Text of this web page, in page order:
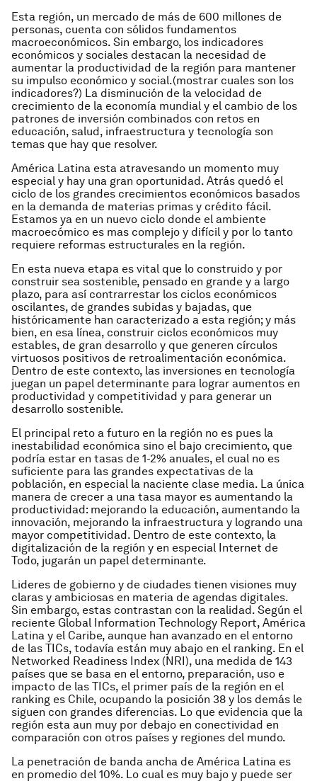
Esta región, un mercado de más de 600 millones de
personas, cuenta con sólidos fundamentos
macroeconómicos. Sin embargo, los indicadores
económicos y sociales destacan la necesidad de
aumentar la productividad de la región para mantener
su impulso económico y social.(mostrar cuales son los
indicadores?) La disminución de la velocidad de
crecimiento de la economía mundial y el cambio de los
patrones de inversión combinados con retos en
educación, salud, infraestructura y tecnología son
temas que hay que resolver.
América Latina esta atravesando un momento muy
especial y hay una gran oportunidad. Atrás quedó el
ciclo de los grandes crecimientos económicos basados
en la demanda de materias primas y crédito fácil.
Estamos ya en un nuevo ciclo donde el ambiente
macroecómico es mas complejo y difícil y por lo tanto
requiere reformas estructurales en la región.
En esta nueva etapa es vital que lo construido y por
construir sea sostenible, pensado en grande y a largo
plazo, para así contrarrestar los ciclos económicos
oscilantes, de grandes subidas y bajadas, que
históricamente han caracterizado a esta región; y más
bien, en esa línea, construir ciclos económicos muy
estables, de gran desarrollo y que generen círculos
virtuosos positivos de retroalimentación económica.
Dentro de este contexto, las inversiones en tecnología
juegan un papel determinante para lograr aumentos en
productividad y competitividad y para generar un
desarrollo sostenible.
El principal reto a futuro en la región no es pues la
inestabilidad económica sino el bajo crecimiento, que
podría estar en tasas de 1-2% anuales, el cual no es
suficiente para las grandes expectativas de la
población, en especial la naciente clase media. La única
manera de crecer a una tasa mayor es aumentando la
productividad: mejorando la educación, aumentando la
innovación, mejorando la infraestructura y logrando una
mayor competitividad. Dentro de este contexto, la
digitalización de la región y en especial Internet de
Todo, jugarán un papel determinante.
Lideres de gobierno y de ciudades tienen visiones muy
claras y ambiciosas en materia de agendas digitales.
Sin embargo, estas contrastan con la realidad. Según el
reciente Global Information Technology Report, América
Latina y el Caribe, aunque han avanzado en el entorno
de las TICs, todavía están muy abajo en el ranking. En el
Networked Readiness Index (NRI), una medida de 143
países que se basa en el entorno, preparación, uso e
impacto de las TICs, el primer país de la región en el
ranking es Chile, ocupando la posición 38 y los demás le
siguen con grandes diferencias. Lo que evidencia que la
región esta aun muy por debajo en conectividad en
comparación con otros países y regiones del mundo.
La penetración de banda ancha de América Latina es
en promedio del 10%. Lo cual es muy bajo y puede ser